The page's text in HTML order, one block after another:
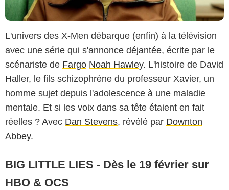
L'univers des X-Men débarque (enfin) à la télévision
avec une série qui s'annonce déjantée, écrite par le
scénariste de Fargo Noah Hawley. L'histoire de David
Haller, le fils schizophrène du professeur Xavier, un
homme sujet depuis l'adolescence à une maladie
mentale. Et si les voix dans sa tête étaient en fait
réelles ? Avec Dan Stevens, révélé par Downton
Abbey.
BIG LITTLE LIES - Dès le 19 février sur
HBO & OCS